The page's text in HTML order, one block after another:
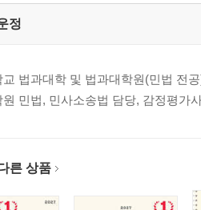
정
교 법과대학 및 법과대학원(민법 전
원 민법, 민사소송법 담당, 감정평가
른 상품